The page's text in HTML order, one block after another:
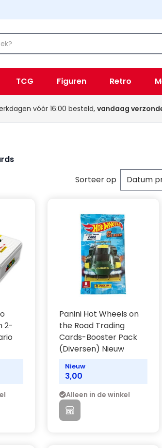
TCG Figuren Retro
vóór 16:00 besteld, vandaag
Sorteer op
2-
Panini Hot Wheels on
the Road Trading
Cards-Booster Pack
(Diversen) Nieuw
Nieuw
3,00
Alleen in de winkel